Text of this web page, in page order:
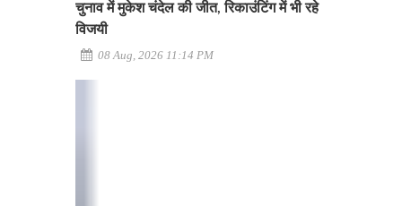
चुनाव में मुकेश चंदेल की जीत, रिकाउंटिंग में भी रहे
विजयी
08 Aug, 2026 11:14 PM